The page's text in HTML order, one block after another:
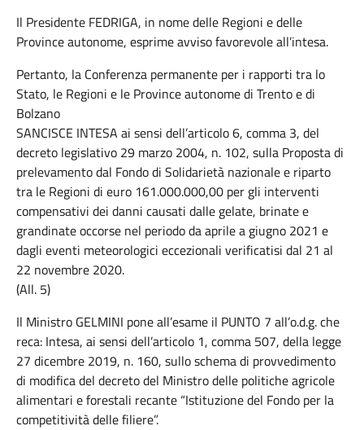
Il Presidente FEDRIGA, in nome delle Regioni e delle
Province autonome, esprime avviso favorevole all’intesa.
Pertanto, la Conferenza permanente per i rapporti tra lo
Stato, le Regioni e le Province autonome di Trento e di
Bolzano
SANCISCE INTESA ai sensi dell’articolo 6, comma 3, del
decreto legislativo 29 marzo 2004, n. 102, sulla Proposta di
prelevamento dal Fondo di Solidarietà nazionale e riparto
tra le Regioni di euro 161.000.000,00 per gli interventi
compensativi dei danni causati dalle gelate, brinate e
grandinate occorse nel periodo da aprile a giugno 2021 e
dagli eventi meteorologici eccezionali verificatisi dal 21 al
22 novembre 2020.
(All. 5)
Il Ministro GELMINI pone all’esame il PUNTO 7 all’o.d.g. che
reca: Intesa, ai sensi dell’articolo 1, comma 507, della legge
27 dicembre 2019, n. 160, sullo schema di provvedimento
di modifica del decreto del Ministro delle politiche agricole
alimentari e forestali recante “Istituzione del Fondo per la
competitività delle filiere”.